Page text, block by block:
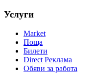
Услуги
Market
Поща
Билети
Direct Реклама
Обяви за работа